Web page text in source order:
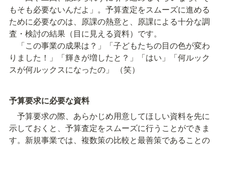
もそも必要ないんだよ」。予算査定をスムーズに進める
ために必要なのは、原課の熱意と、原課による十分な調
査・検討の結果（目に見える資料）です。
「この事業の成果は？」「子どもたちの目の色が変わ
りました！」「輝きが増したと？」「はい」「何ルック
スが何ルックスになったの」 （笑）
予算要求に必要な資料
予算要求の際、あらかじめ用意してほしい資料を先に
示しておくと、予算査定をスムーズに行うことができま
す。新規事業では、複数策の比較と最善策であることの